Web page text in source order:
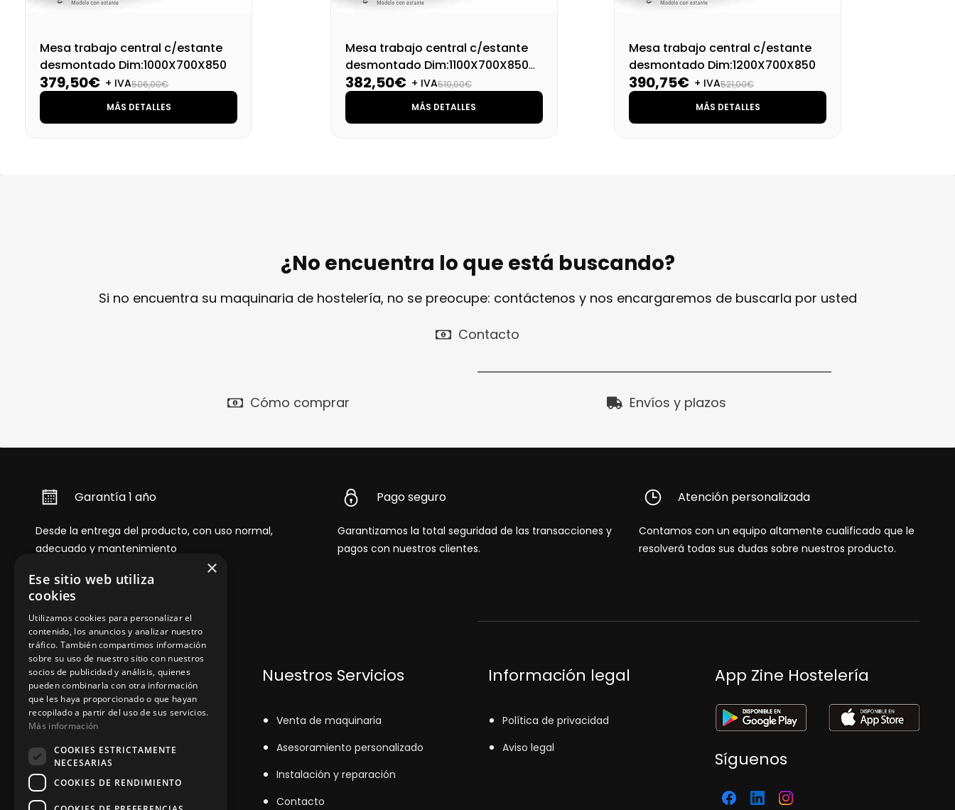
Mesa trabajo central c/estante
desmontado Dim:1000X700X850
379,50€ + IVA506,00€
MÁS DETALLES
Mesa trabajo central c/estante
desmontado Dim:1100X700X850
Mm
382,50€ + IVA510,00€
MÁS DETALLES
Mesa trabajo central c/estante
desmontado Dim:1200X700X850
390,75€ + IVA521,00€
MÁS DETALLES
¿No encuentra lo que está buscando?
Si no encuentra su maquinaria de hostelería, no se preocupe: contáctenos y nos encargaremos de buscarla por usted
Contacto
Cómo comprar Envíos y plazos
Garantía 1 año
Desde la entrega del producto, con uso normal,
adecuado y mantenimiento
Pago seguro
Garantizamos la total seguridad de las transacciones y
pagos con nuestros clientes.
Atención personalizada
Contamos con un equipo altamente cualificado que le
resolverá todas sus dudas sobre nuestros producto.
Dónde encontrarnos
+34871043524
zinemarratxi@gmail.com
Nuestros Servicios
Venta de maquinaria
Asesoramiento personalizado
Instalación y reparación
Contacto
Información legal
Política de privacidad
Aviso legal
App Zine Hostelería
Síguenos
×
Ese sitio web utiliza
cookies
Utilizamos cookies para personalizar el
contenido, los anuncios y analizar nuestro
tráfico. También compartimos información
sobre su uso de nuestro sitio con nuestros
socios de publicidad y análisis, quienes
pueden combinarla con otra información
que les haya proporcionado o que hayan
recopilado a partir del uso de sus servicios.
Más información
COOKIES ESTRICTAMENTE
NECESARIAS
COOKIES DE RENDIMIENTO